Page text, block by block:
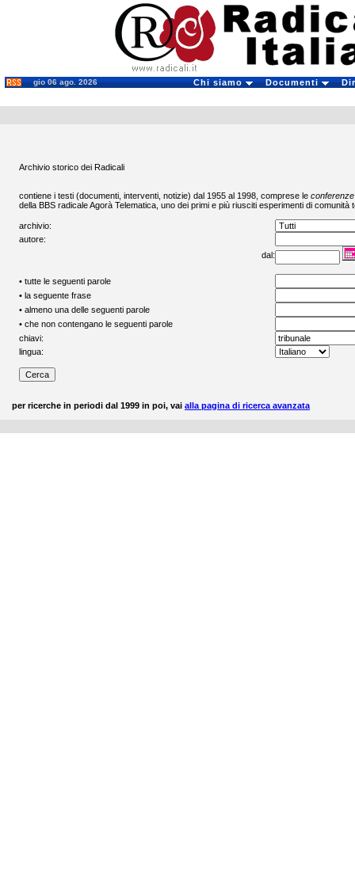
gio 06 ago. 2026 Chi siamo Documenti
Archivio storico dei Radicali
contiene i testi (documenti, interventi, notizie) dal 1955 al 1998, comprese le conferenze
della BBS radicaleAgorà Telematica , uno dei primi e più riusciti esperimenti di comunità
archivio:
autore:
dal:
• tutte le seguenti parole
• la seguente frase
• almeno una delle seguenti parole
• che non contengano le seguenti parole
chiavi:
lingua:
per ricerche in periodi dal 1999 in poi, vai alla pagina di ricerca avanzata